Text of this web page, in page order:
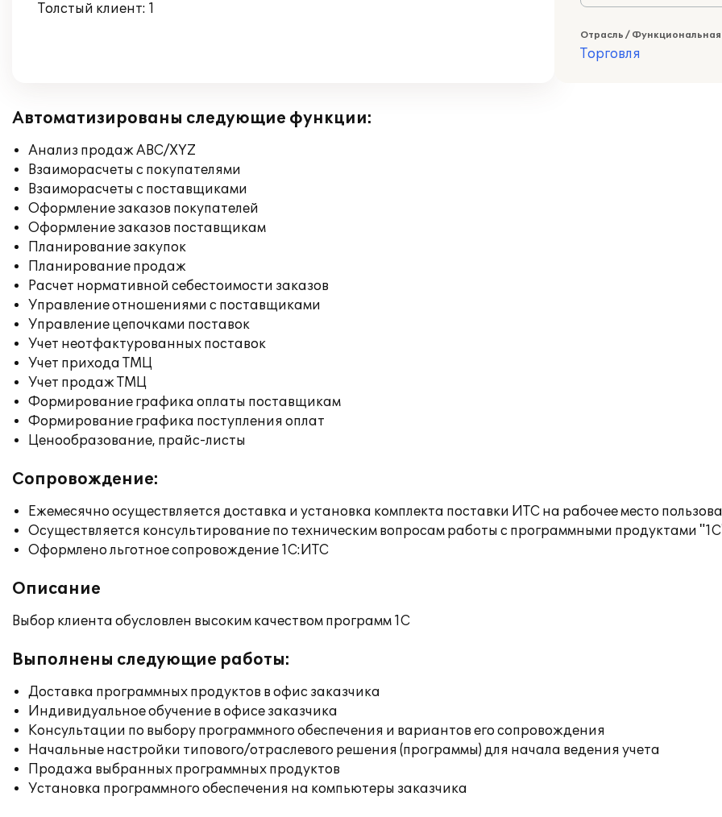
Толстый клиент: 1
Отрасль / Функциональная
Торговля
Автоматизированы следующие функции:
Анализ продаж ABC/XYZ
Взаиморасчеты с покупателями
Взаиморасчеты с поставщиками
Оформление заказов покупателей
Оформление заказов поставщикам
Планирование закупок
Планирование продаж
Расчет нормативной себестоимости заказов
Управление отношениями с поставщиками
Управление цепочками поставок
Учет неотфактурованных поставок
Учет прихода ТМЦ
Учет продаж ТМЦ
Формирование графика оплаты поставщикам
Формирование графика поступления оплат
Ценообразование, прайс-листы
Сопровождение:
Ежемесячно осуществляется доставка и установка комплекта поставки ИТС на рабочее место
Осуществляется консультирование по техническим вопросам работы с программными продуктами
Оформлено льготное сопровождение 1С:ИТС
Описание
Выбор клиента обусловлен высоким качеством программ 1С
Выполнены следующие работы:
Доставка программных продуктов в офис заказчика
Индивидуальное обучение в офисе заказчика
Консультации по выбору программного обеспечения и вариантов его сопровождения
Начальные настройки типового/отраслевого решения (программы) для начала ведения учета
Продажа выбранных программных продуктов
Установка программного обеспечения на компьютеры заказчика